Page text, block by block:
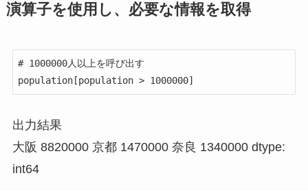
演算子を使用し、必要な情報を取得
# 1000000人以上を呼び出す
population[population > 1000000]
出力結果
大阪 8820000 京都 1470000 奈良 1340000 dtype:
int64